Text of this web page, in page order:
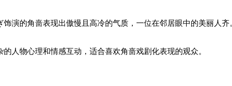
演的角啬表现出傲慢且高冷的气质，一位在邻居眼中的美丽人
人物心理和情感互动，适合喜欢角啬戏剧化表现的观众。